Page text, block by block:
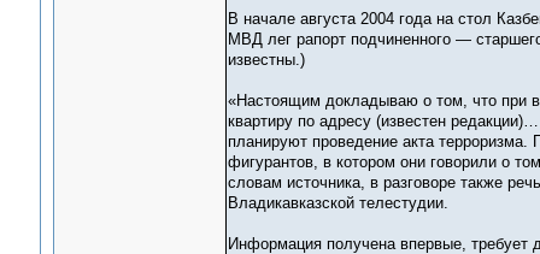
В начале августа 2004 года на стол
МВД лег рапорт подчиненного —
известны.)
«Настоящим докладываю о том, что при
квартиру по адресу (известен
планируют проведение акта
фигурантов, в котором они говорили о
словам источника, в разговоре также
Владикавказской телестудии.
Информация получена впервые, требует